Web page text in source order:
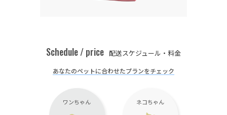
Schedule / price 配送スケジュール・料金
あなたのペットに合わせたプランをチェック
ワンちゃん ネコちゃん